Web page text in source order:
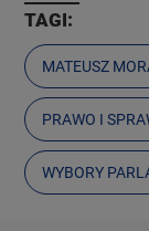
TAGI:
MATEUSZ
PRAWO I
WYBORY